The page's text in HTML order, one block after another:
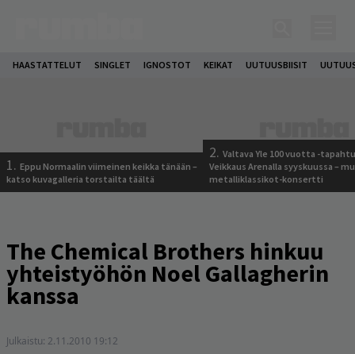
HAASTATTELUT SINGLET IGNOSTOT KEIKAT UUTUUSBIISIT
1. Eppu Normaalin viimeinen keikka tänään –
katso kuvagalleria torstailta täältä
2. Valtava Yle 100 vuotta -
Veikkaus Arenalla syyskuussa –
metalliklassikot-konsertti
The Chemical Brothers hinkuu
yhteistyöhön Noel Gallagherin
kanssa
Julkaistu: 2.11.2010 19:12